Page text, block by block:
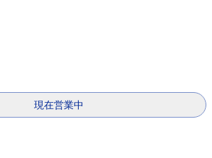
現在営業中